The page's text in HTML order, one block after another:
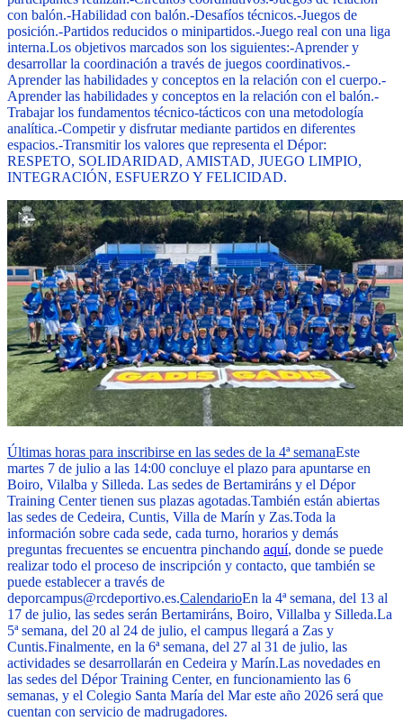
con balón.-Habilidad con balón.-Desafíos técnicos.-Juegos de
posición.-Partidos reducidos o minipartidos.-Juego real con una liga
interna.Los objetivos marcados son los siguientes:-Aprender y
desarrollar la coordinación a través de juegos coordinativos.-
Aprender las habilidades y conceptos en la relación con el cuerpo.-
Aprender las habilidades y conceptos en la relación con el balón.-
Trabajar los fundamentos técnico-tácticos con una metodología
analítica.-Competir y disfrutar mediante partidos en diferentes
espacios.-Transmitir los valores que representa el Dépor:
RESPETO, SOLIDARIDAD, AMISTAD, JUEGO LIMPIO,
INTEGRACIÓN, ESFUERZO Y FELICIDAD.
Últimas horas para inscribirse en las sedes de la 4ª semanaEste
martes 7 de julio a las 14:00 concluye el plazo para apuntarse en
Boiro, Vilalba y Silleda. Las sedes de Bertamiráns y el Dépor
Training Center tienen sus plazas agotadas.También están abiertas
las sedes de Cedeira, Cuntis, Villa de Marín y Zas.Toda la
información sobre cada sede, cada turno, horarios y demás
preguntas frecuentes se encuentra pinchando aquí, donde se puede
realizar todo el proceso de inscripción y contacto, que también se
puede establecer a través de
deporcampus@rcdeportivo.es.CalendarioEn la 4ª semana, del 13 al
17 de julio, las sedes serán Bertamiráns, Boiro, Villalba y Silleda.La
5ª semana, del 20 al 24 de julio, el campus llegará a Zas y
Cuntis.Finalmente, en la 6ª semana, del 27 al 31 de julio, las
actividades se desarrollarán en Cedeira y Marín.Las novedades en
las sedes del Dépor Training Center, en funcionamiento las 6
semanas, y el Colegio Santa María del Mar este año 2026 será que
cuentan con servicio de madrugadores.